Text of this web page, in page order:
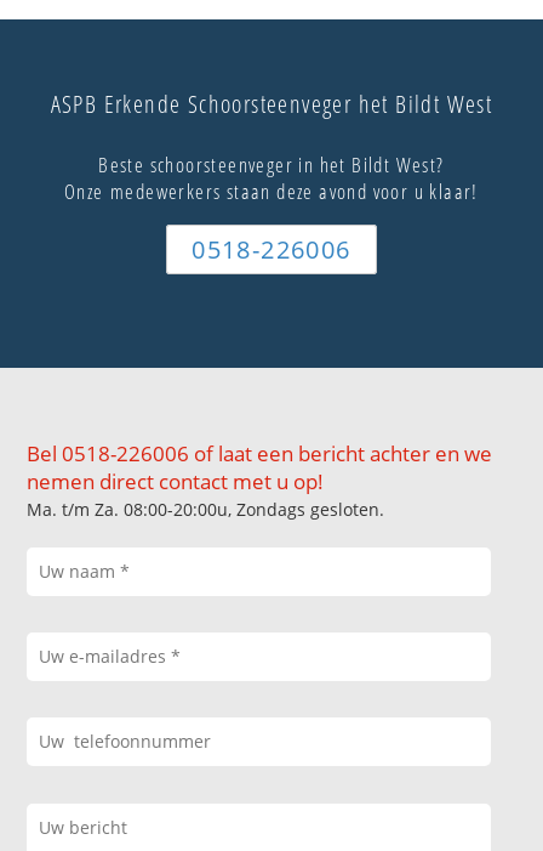
ASPB Erkende Schoorsteenveger het Bildt West
Beste schoorsteenveger in het Bildt West?
Onze medewerkers staan deze avond voor u klaar!
0518-226006
Bel 0518-226006 of laat een bericht achter en we
nemen direct contact met u op!
Ma. t/m Za. 08:00-20:00u, Zondags gesloten.